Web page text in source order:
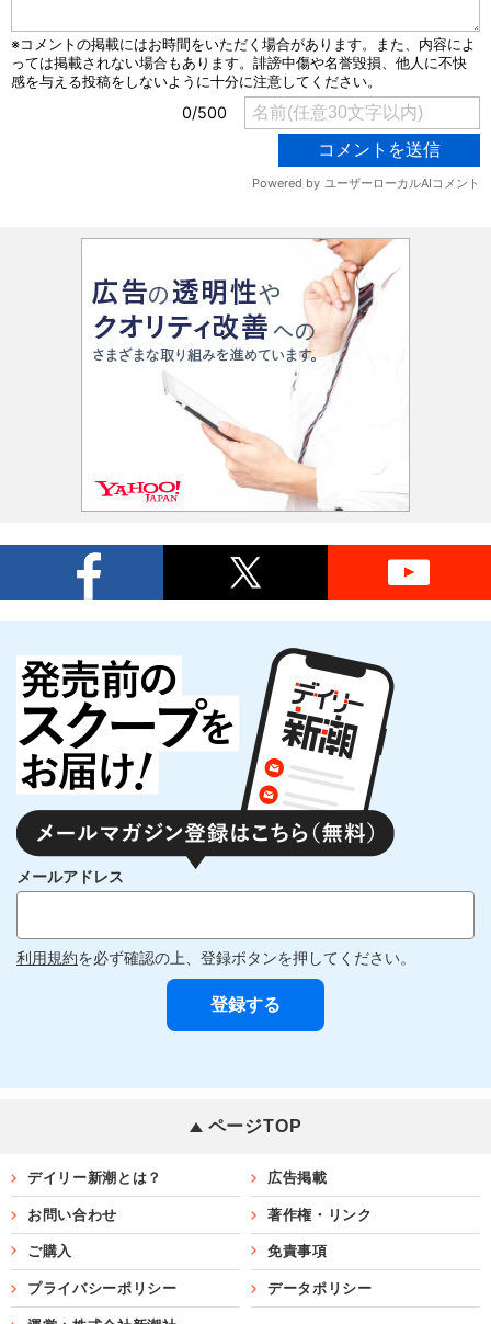
メールアドレス
利用規約を必ず確認の上、登録ボタンを押してください。
ページTOP
デイリー新潮とは？ 広告掲載
お問い合わせ 著作権・リンク
ご購入 免責事項
プライバシーポリシー データポリシー